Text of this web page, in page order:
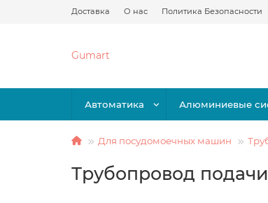
Доставка О нас Политика Безопасности
Gumart
Автоматика Алюминиевые
Для посудомоечных машин
Трубопровод